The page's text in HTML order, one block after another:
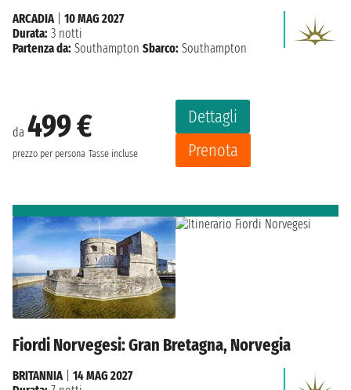
da 499 €
prezzo per persona Tasse incluse
Dettagli
Prenota
ARCADIA| 10 MAG 2027
Durata: 3 notti
Partenza da: Southampton Sbarco: Southampton
Fiordi Norvegesi: Gran Bretagna, Norvegia
BRITANNIA| 14 MAG 2027